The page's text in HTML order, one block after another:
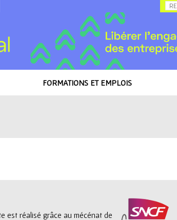
Allez au contenu
FORMATIONS ET EMPLOIS
est réalisé grâce au mécénat de